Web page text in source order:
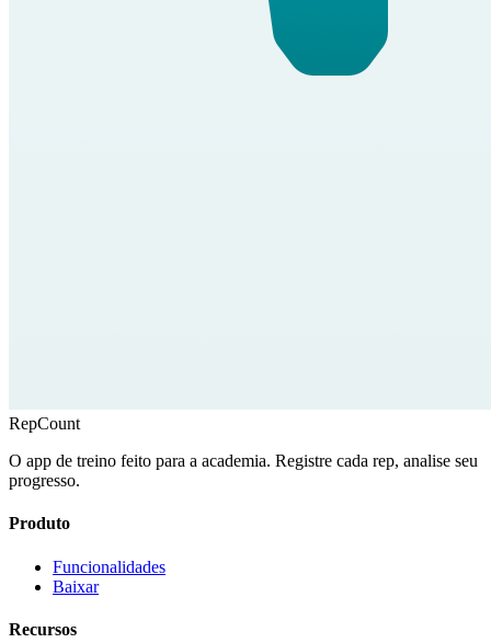
RepCount
O app de treino feito para a academia. Registre cada rep, analise seu
progresso.
Produto
Funcionalidades
Baixar
Recursos